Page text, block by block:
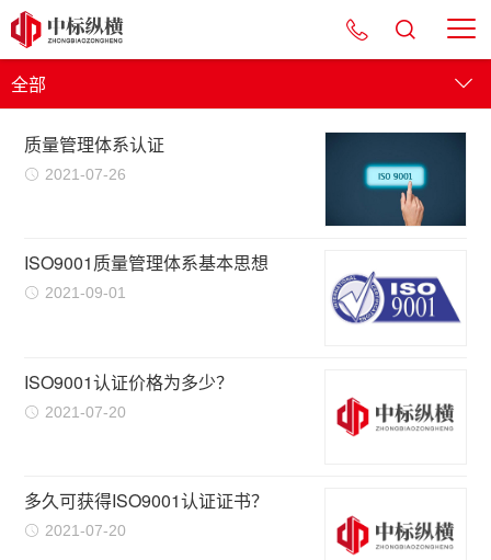
全部
质量管理体系认证
2021-07-26
ISO9001质量管理体系基本思想
2021-09-01
ISO9001认证价格为多少？
2021-07-20
多久可获得ISO9001认证证书？
2021-07-20